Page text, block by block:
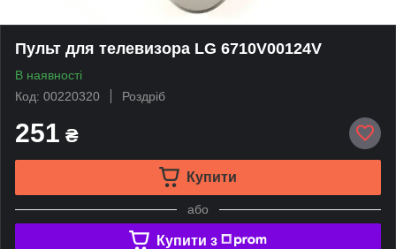
Пульт для телевизора LG 6710V00124V
В наявності
Код: 00220320
Роздріб
251 ₴
Купити
або
Купити з